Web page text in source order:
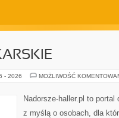
- 2026 MOŻLIWOŚĆ
Nadorsze-haller.pl to portal
z myślą o osobach, dla